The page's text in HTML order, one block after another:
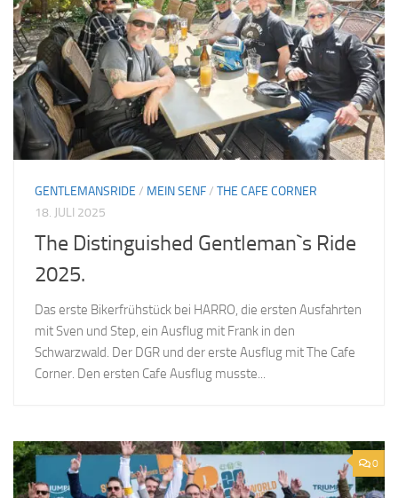
GENTLEMANSRIDE / MEIN SENF/ THE CAFE CORNER
18. JULI 2025
The Distinguished Gentleman`s Ride
2025.
Das erste Bikerfrühstück bei HARRO, die ersten Ausfahrten
mit Sven und Step, ein Ausflug mit Frank in den
Schwarzwald. Der DGR und der erste Ausflug mit The Cafe
Corner. Den ersten Cafe Ausflug musste...
0